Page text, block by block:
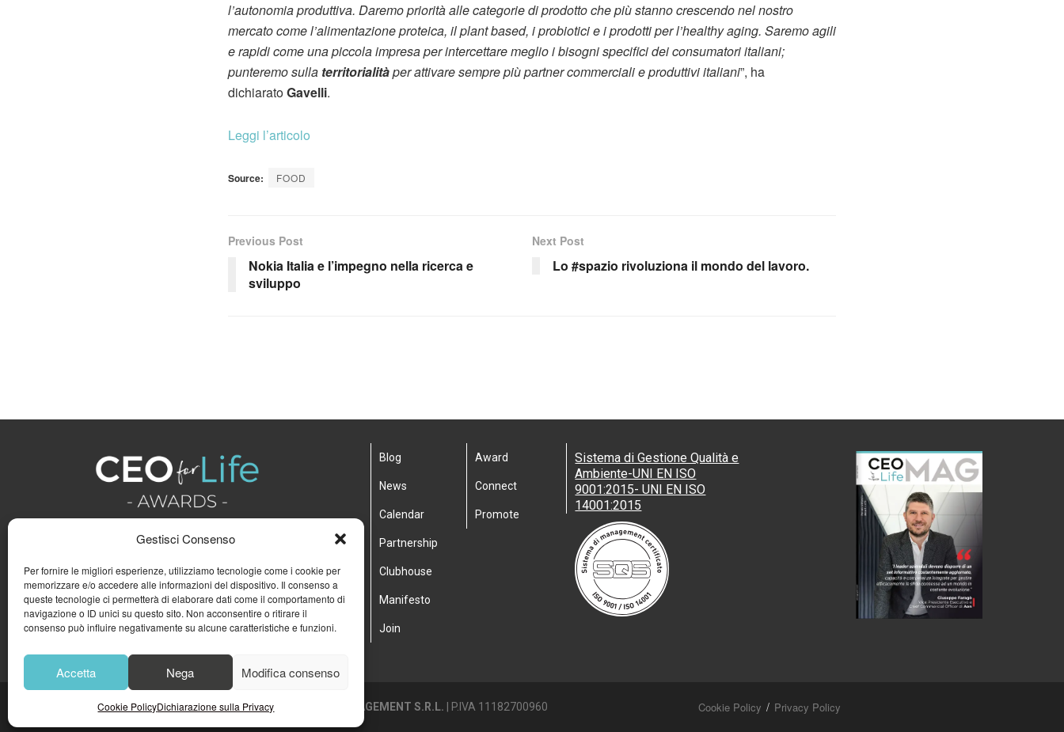
Gestisci Consenso
Per fornire le migliori esperienze, utilizziamo tecnologie come i cookie per
memorizzare e/o accedere alle informazioni del dispositivo. Il consenso a
queste tecnologie ci permetterà di elaborare dati come il comportamento di
navigazione o ID unici su questo sito. Non acconsentire o ritirare il
consenso può influire negativamente su alcune caratteristiche e funzioni.
Accetta Nega Modifica consenso
Cookie PolicyDichiarazione sulla Privacy
l’autonomia produttiva. Daremo priorità alle categorie di prodotto che più stanno crescendo nel nostro
mercato come l’alimentazione proteica, il plant based, i probiotici e i prodotti per l’healthy aging. Saremo agili
e rapidi come una piccola impresa per intercettare meglio i bisogni specifici dei consumatori italiani;
punteremo sulla territorialitàper attivare sempre più partner commerciali e produttivi italiani”, ha
dichiaratoGavelli.
Leggi l’articolo
Source: FOOD
Previous Post
Nokia Italia e l’impegno nella ricerca e
sviluppo
Next Post
Lo #spazio rivoluziona il mondo del lavoro.
Blog
News
Calendar
Partnership
Clubhouse
Manifesto
Join
Award
Connect
Promote
Sistema di Gestione Qualità e
Ambiente-UNI EN ISO
9001:2015- UNI EN ISO
14001:2015
© 2023GFA GENERAL MANAGEMENT S.R.L. | P.IVA 11182700960 Cookie Policy Privacy Policy